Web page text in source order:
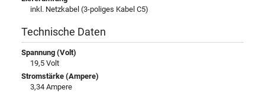
inkl. Netzkabel (3-poliges Kabel C5)
Technische Daten
Spannung (Volt)
19,5 Volt
Stromstärke (Ampere)
3,34 Ampere